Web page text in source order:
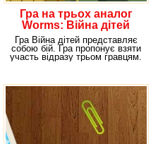
Гра на трьох аналог
Worms: Війна дітей
Гра Війна дітей представляє
собою бій. Гра пропонує взяти
участь відразу трьом гравцям.